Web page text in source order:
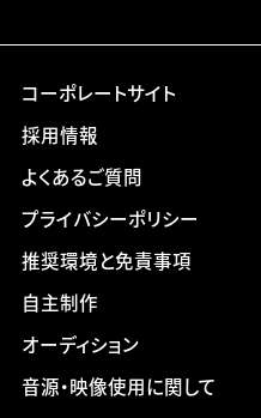
コーポレートサイト
採用情報
よくあるご質問
プライバシーポリシー
推奨環境と免責事項
自主制作
オーディション
音源・映像使用に関して